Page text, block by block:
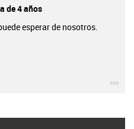
de 4 años
esperar de nosotros.